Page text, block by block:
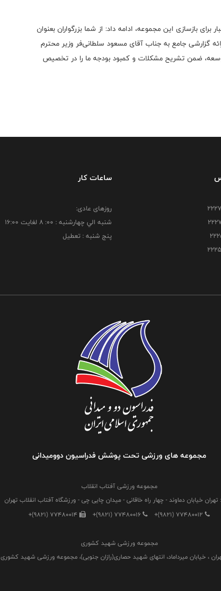
بازسازی این مجموعه، ادامه داد: از شما بزرگواران بعنوان
گزارشی جامع به جناب آقای مسعود سلطانی‌فر وزیر محترم
ضمن تشریح مشکلات و کمبود بودجه ما را در تخصیص
ساعات کار
روزهای عادی:
شنبه الي چهارشنبه : 00: 8 لغايت 16:00
پنج شنبه : تعطیل
مجموعه های ورزشی تحت پوشش فدراسیون دوومیدانی
مجموعه ورزشی آفتاب انقلاب
خیابان دماوند - چهار راه خاقانی - میدان چایی چی - ورزشگاه آفتاب انقلاب تهران
+(9821) 77480012
+(9821) 77480016
+(9821) 77480014
مجموعه ورزشی شهید کشوری
، خیابان میرداماد، انتهای شهید حصاری(رازان جنوبی)، مجموعه ورزشی شهید کشوری